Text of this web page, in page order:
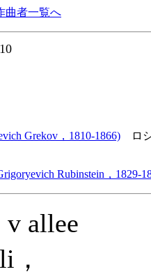
曲者一覧へ
10
Grekov，1810-1866) ロ
Rubinstein，1829-
v allee